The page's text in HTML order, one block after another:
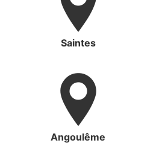
Saintes
Angoulême